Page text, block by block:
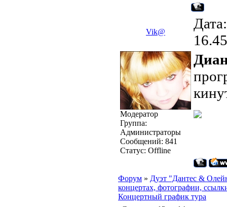
Vik@
Модератор
Группа:
Администраторы
Сообщений: 841
Статус: Offline
Форум » Дуэт "Дантес &
концертах, фотографии,
Концертный график тура